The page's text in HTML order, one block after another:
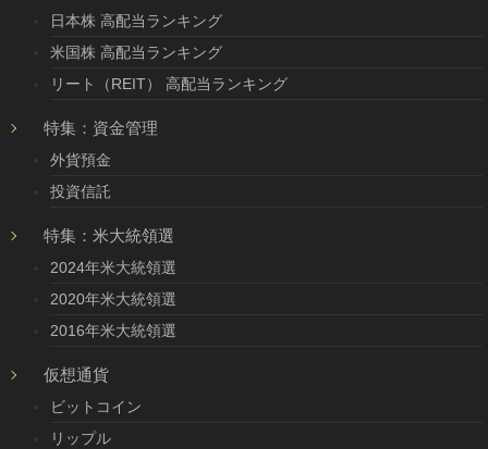
日本株 高配当ランキング
米国株 高配当ランキング
リート（REIT） 高配当ランキング
特集：資金管理
外貨預金
投資信託
特集：米大統領選
2024年米大統領選
2020年米大統領選
2016年米大統領選
仮想通貨
ビットコイン
リップル